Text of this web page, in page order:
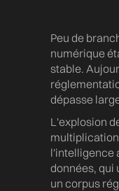
Peu de
numérique
stable.
dépasse
L'explosion
l'intelligence
données, qui
un corpus